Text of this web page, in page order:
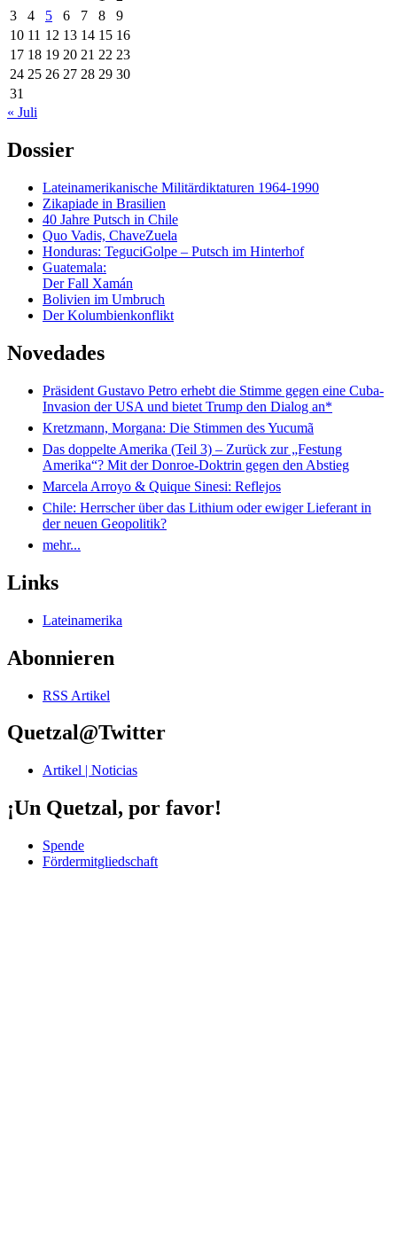
3
4 5 6 7 8
9
10 11 12 13 14 15 16
17 18 19 20 21 22 23
24 25 26 27 28 29 30
31
« Juli
Dossier
Lateinamerikanische Militärdiktaturen 1964-1990
Zikapiade in Brasilien
40 Jahre Putsch in Chile
Quo Vadis, ChaveZuela
Honduras: TeguciGolpe – Putsch im Hinterhof
Guatemala:
Der Fall Xamán
Bolivien im Umbruch
Der Kolumbienkonflikt
Novedades
Präsident Gustavo Petro erhebt die Stimme gegen eine Cuba-
Invasion der USA und bietet Trump den Dialog an*
Kretzmann, Morgana: Die Stimmen des Yucumã
Das doppelte Amerika (Teil 3) – Zurück zur „Festung
Amerika“? Mit der Donroe-Doktrin gegen den Abstieg
Marcela Arroyo & Quique Sinesi: Reflejos
Chile: Herrscher über das Lithium oder ewiger Lieferant in
der neuen Geopolitik?
mehr...
Links
Lateinamerika
Abonnieren
RSS Artikel
Quetzal@Twitter
Artikel | Noticias
¡Un Quetzal, por favor!
Spende
Fördermitgliedschaft